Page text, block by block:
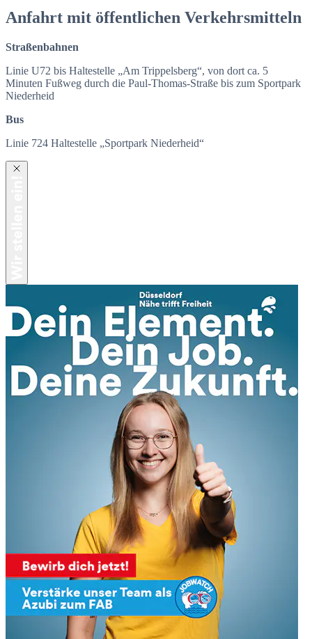
Anfahrt mit öffentlichen Verkehrsmitteln
Straßenbahnen
Linie U72 bis Haltestelle „Am Trippelsberg“, von dort ca. 5
Minuten Fußweg durch die Paul-Thomas-Straße bis zum Sportpark
Niederheid
Bus
Linie 724 Haltestelle „Sportpark Niederheid“